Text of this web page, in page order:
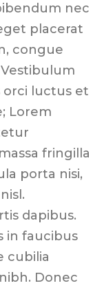
nec
placerat
congue
orci luctus et
Lorem
fringilla
porta nisi,
dapibus.
in faucibus
cubilia
Donec